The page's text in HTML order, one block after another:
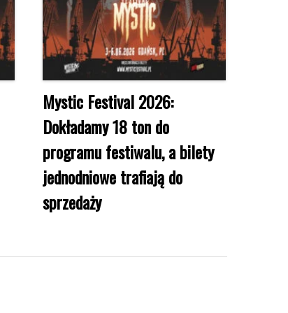
Mystic Festival 2026:
Dokładamy 18 ton do
programu festiwalu, a bilety
jednodniowe trafiają do
sprzedaży